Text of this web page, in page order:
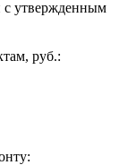
с утвержденным
руб.: